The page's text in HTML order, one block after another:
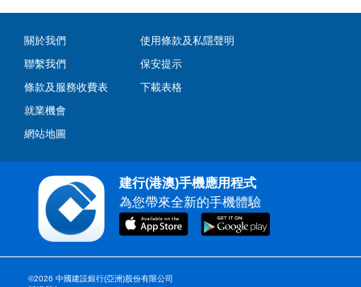
關於我們
聯繫我們
條款及服務收費表
就業機會
網站地圖
使用條款及私隱聲明
保安提示
下載表格
建行(港澳)手機應用程式
為您帶來全新的手機體驗
©2026 中國建設銀行(亞洲)股份有限公司